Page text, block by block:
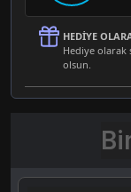
HEDIYE
Hediye olarak
olsun.